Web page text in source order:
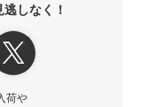
しなく！
荷や